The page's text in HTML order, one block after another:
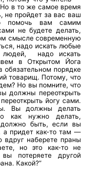
Но в то же самое время
не пройдет за вас ваш
помочь вам самим
не будете делать,
смысле современную
надо искать любые
людей, надо искать
в Открытом Йога
обязательном порядке
товарищ. Потому, что
Но вы помните, что
должны переоткрыть
йогу сами.
Вы должны делать
как нужно делать,
быть, если вы
а придет как-то там —
вдруг наберете праны
но это как-то не
потеряете другой
Какой?”